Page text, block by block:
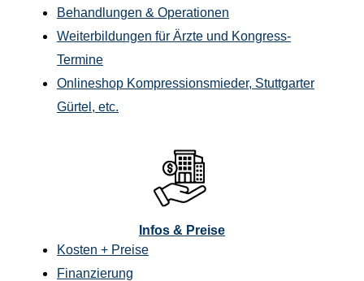
Behandlungen & Operationen
Weiterbildungen für Ärzte und Kongress-
Termine
Onlineshop Kompressionsmieder, Stuttgarter
Gürtel, etc.
Infos & Preise
Kosten + Preise
Finanzierung